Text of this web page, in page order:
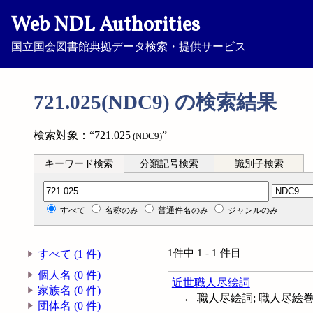
Web NDL Authorities
国立国会図書館典拠データ検索・提供サービス
721.025(NDC9) の検索結果
検索対象：“721.025 (NDC9)”
キーワード検索 分類記号検索 識別子検索
分類記号検索
すべて 名称のみ 普通件名のみ ジャンルのみ
すべて (1 件)
個人名 (0 件)
家族名 (0 件)
団体名 (0 件)
1件中 1 - 1 件目
近世職人尽絵詞
← 職人尽絵詞; 職人尽絵